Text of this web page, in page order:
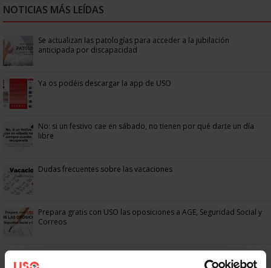
NOTICIAS MÁS LEÍDAS
Se actualizan las patologías para acceder a la jubilación
anticipada por discapacidad
Ya os podéis descargar la app de USO
No: si un festivo cae en sábado, no tienen por qué darte un día
libre
Dudas frecuentes sobre las vacaciones
Prepara gratis con USO las oposiciones a AGE, Seguridad Social y
Correos